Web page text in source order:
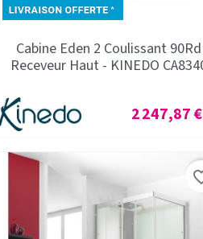
Cabine Eden 2 Coulissant 90Rd
Receveur Haut - KINEDO
Prix
2 247,87 €